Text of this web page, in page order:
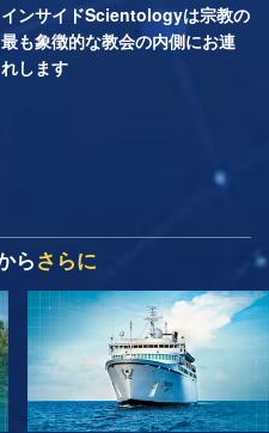
インサイドScientologyは宗教の
最も象徴的な教会の内側にお連
れします
らさらに